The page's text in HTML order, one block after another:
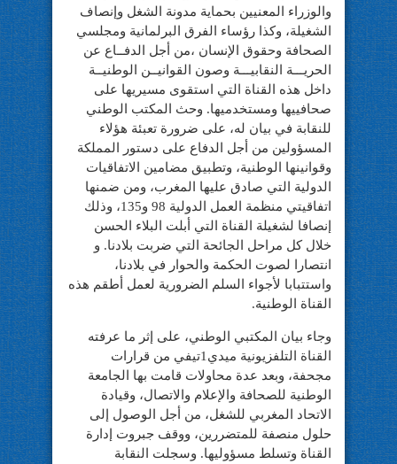
والوزراء المعنيين بحماية مدونة الشغل وإنصاف
الشغيلة، وكذا رؤساء الفرق البرلمانية ومجلسي
الصحافة وحقوق الإنسان ‎،من أجل الدفــاع عن
الحريـــة النقابيـــة وصون القوانيــن الوطنيــة
داخل هذه القناة التي استقوى مسيريها على
صحافييها ومستخدميها. وحث المكتب الوطني
للنقابة في بيان له، على ضرورة تعبئة هؤلاء
المسؤولين من أجل الدفاع على دستور المملكة
وقوانينها الوطنية، وتطبيق مضامين الاتفاقيات
الدولية التي صادق عليها المغرب، ومن ضمنها
اتفاقيتي منظمة العمل الدولية 98 و135، وذلك
إنصافا لشغيلة القناة التي أبلت البلاء الحسن
خلال كل مراحل الجائحة التي ضربت بلادنا. و
انتصارا لصوت الحكمة والحوار في بلادنا،
واستتبابا لأجواء السلم الضرورية لعمل أطقم هذه
القناة الوطنية.
وجاء بيان المكتبي الوطني، ‎على إثر ما عرفته
القناة التلفزيونية ميدي1تيفي من قرارات
مجحفة، وبعد عدة محاولات قامت بها الجامعة
الوطنية للصحافة والإعلام والاتصال، وقيادة
الاتحاد المغربي للشغل، من أجل الوصول إلى
حلول منصفة للمتضررين، ووقف جبروت إدارة
القناة وتسلط مسؤوليها. وسجلت النقابة